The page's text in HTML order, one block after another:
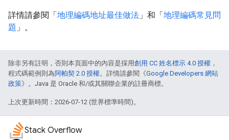
詳情請參閱「地理編碼地址最佳做法 」和「地理編碼常見問
題 」。
除非另有註明，否則本頁面中的內容是採用創用 CC 姓名標示 4.0 授權 ，
程式碼範例則為阿帕契 2.0 授權。詳情請參閱《Google Developers 網站
政策》。Java 是 Oracle 和/或其關聯企業的註冊商標。
上次更新時間：2026-07-12 (世界標準時間)。
Stack Overflow